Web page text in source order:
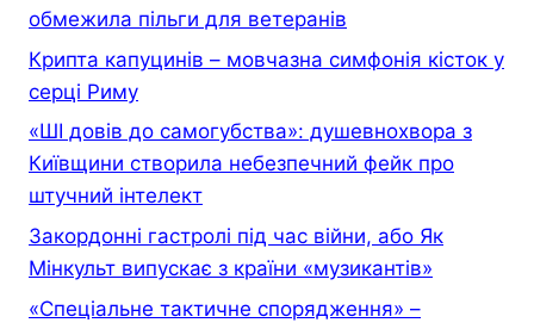
обмежила пільги для ветеранів
Крипта капуцинів – мовчазна симфонія кісток у
серці Риму
«ШІ довів до самогубства»: душевнохвора з
Київщини створила небезпечний фейк про
штучний інтелект
Закордонні гастролі під час війни, або Як
Мінкульт випускає з країни «музикантів»
«Спеціальне тактичне спорядження» –